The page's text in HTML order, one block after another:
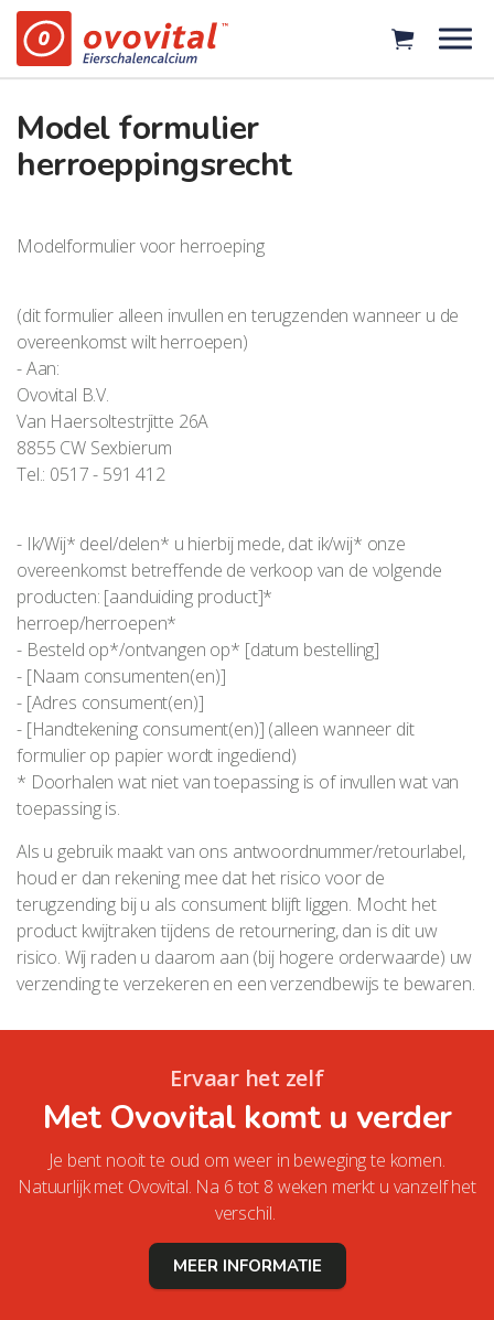
Ga naar main content
Model formulier
herroeppingsrecht
Modelformulier voor herroeping
(dit formulier alleen invullen en terugzenden wanneer u de
overeenkomst wilt herroepen)
- Aan:
Ovovital B.V.
Van Haersoltestrjitte 26A
8855 CW Sexbierum
Tel.: 0517 - 591 412
- Ik/Wij* deel/delen* u hierbij mede, dat ik/wij* onze
overeenkomst betreffende de verkoop van de volgende
producten: [aanduiding product]*
herroep/herroepen*
- Besteld op*/ontvangen op* [datum bestelling]
- [Naam consumenten(en)]
- [Adres consument(en)]
- [Handtekening consument(en)] (alleen wanneer dit
formulier op papier wordt ingediend)
* Doorhalen wat niet van toepassing is of invullen wat van
toepassing is.
Als u gebruik maakt van ons antwoordnummer/retourlabel,
houd er dan rekening mee dat het risico voor de
terugzending bij u als consument blijft liggen. Mocht het
product kwijtraken tijdens de retournering, dan is dit uw
risico. Wij raden u daarom aan ​(bij hogere orderwaarde) uw
verzending te verzekeren en een verzendbewijs te bewaren.
Ervaar het zelf
Met Ovovital komt u verder
Je bent nooit te oud om weer in beweging te komen.
Natuurlijk met Ovovital. Na 6 tot 8 weken merkt u vanzelf het
verschil.
MEER INFORMATIE